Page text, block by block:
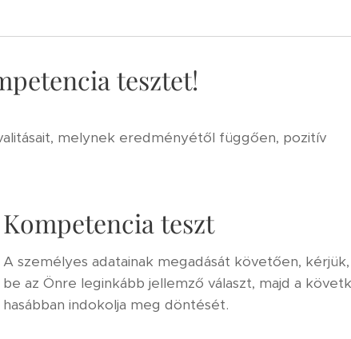
tesztet!
melynek eredményétől függően, pozitív
Kompetencia teszt
A személyes adatainak megadását követően,
be az Önre leginkább jellemző választ, majd a
hasábban indokolja meg döntését.